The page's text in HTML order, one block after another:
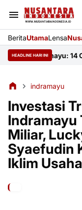
BeritaUtamaLensa
HEADLINE HARI INI
14
indramayu
Investasi
Indramayu
Miliar,
Syaefudin
Iklim